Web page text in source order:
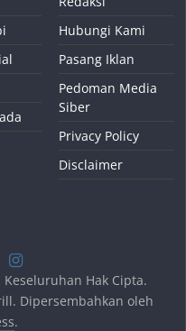
Hubungi Kami
Pasang Iklan
Pedoman Media
Siber
Privacy Policy
Disclaimer
Keseluruhan Hak Cipta.
Dipersembahkan oleh
.